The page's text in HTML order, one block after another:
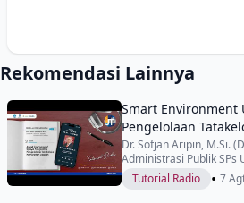
Rekomendasi Lainnya
Smart Environment
Pengelolaan
Dr. Sofjan Aripin, M.Si.
Administrasi Publik SPs
Tutorial Radio
• 7